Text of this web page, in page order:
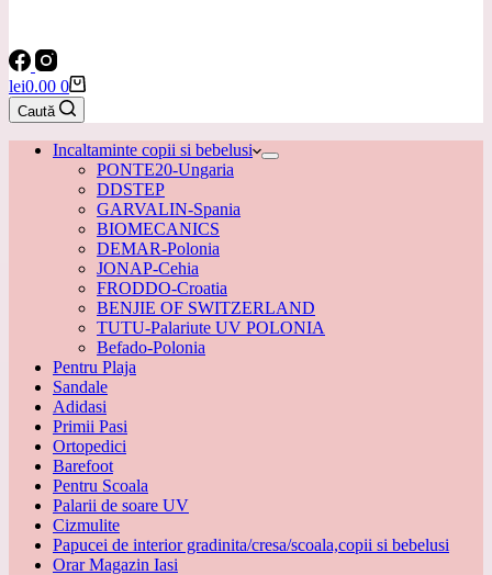
Coș
de
cumpărături
lei0.00 0
Caută
Incaltaminte copii si bebelusi
PONTE20-Ungaria
DDSTEP
GARVALIN-Spania
BIOMECANICS
DEMAR-Polonia
JONAP-Cehia
FRODDO-Croatia
BENJIE OF SWITZERLAND
TUTU-Palariute UV POLONIA
Befado-Polonia
Pentru Plaja
Sandale
Adidasi
Primii Pasi
Ortopedici
Barefoot
Pentru Scoala
Palarii de soare UV
Cizmulite
Papucei de interior gradinita/cresa/scoala,copii si bebelusi
Orar Magazin Iasi